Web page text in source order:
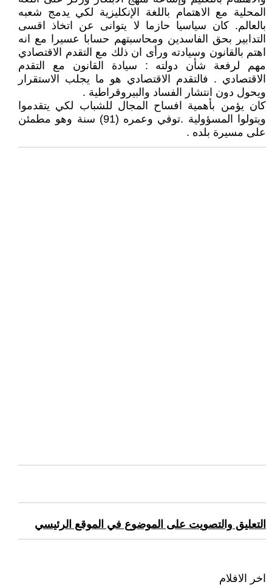
المحلية مع الاهتمام باللغة الإنكليزية لكي يدمج شعبه
بالعالم. كان سياسيا حازما لا يتوانى عن اتخاذ اقسى
التدابير بحق الفاسدين ومحاسبتهم حسابا عسيرا مع انه
اهتم بالقانون وسيادته ورأى ان ذلك مع التقدم الاقتصادي
مهم لرفعة شأن دولته : سيادة القانون مع التقدم
الاقتصادي . فالتقدم الاقتصادي هو ما يجلب الاستقرار
ويحول دون انتشار الفساد والبيروقراطية .
كان يؤمن بأهمية افساح المجال للشباب لكي يتقدموا
ويتولوا المسؤولية .توفي وعمره (91) سنة وهو مطمئن
على مسيرة بلده .
التعليق والتصويت على الموضوع في الموقع الرئيسي
اخر الافلام